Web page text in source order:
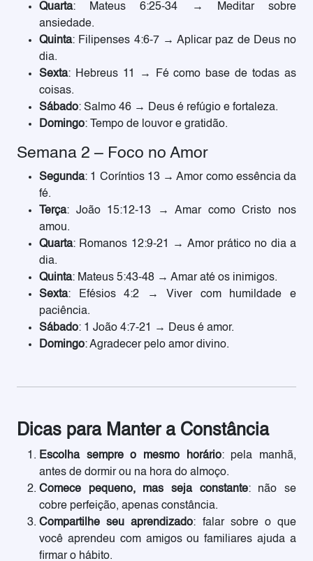
Quarta: Mateus 6:25-34 → Meditar sobre
ansiedade.
Quinta: Filipenses 4:6-7 → Aplicar paz de Deus no
dia.
Sexta: Hebreus 11 → Fé como base de todas as
coisas.
Sábado: Salmo 46 → Deus é refúgio e fortaleza.
Domingo: Tempo de louvor e gratidão.
Semana 2 – Foco no Amor
Segunda: 1 Coríntios 13 → Amor como essência da
fé.
Terça: João 15:12-13 → Amar como Cristo nos
amou.
Quarta: Romanos 12:9-21 → Amor prático no dia a
dia.
Quinta: Mateus 5:43-48 → Amar até os inimigos.
Sexta: Efésios 4:2 → Viver com humildade e
paciência.
Sábado: 1 João 4:7-21 → Deus é amor.
Domingo: Agradecer pelo amor divino.
Dicas para Manter a Constância
Escolha sempre o mesmo horário: pela manhã,
antes de dormir ou na hora do almoço.
Comece pequeno, mas seja constante: não se
cobre perfeição, apenas constância.
Compartilhe seu aprendizado: falar sobre o que
você aprendeu com amigos ou familiares ajuda a
firmar o hábito.